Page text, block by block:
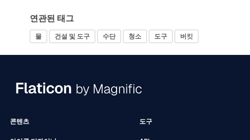
연관된 태그
물 건설 및 도구 수단 청소 도구 버킷
콘텐츠 도구